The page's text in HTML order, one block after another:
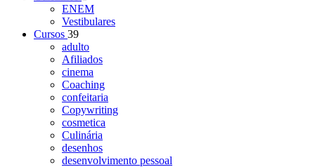
ENEM
Vestibulares
Cursos 39
adulto
Afiliados
cinema
Coaching
confeitaria
Copywriting
cosmetica
Culinária
desenhos
desenvolvimento pessoal